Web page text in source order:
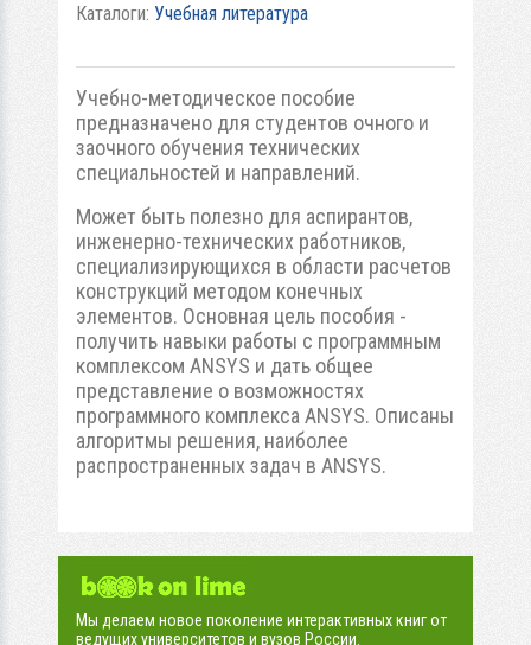
Каталоги: Учебная литература
Учебно-методическое пособие
предназначено для студентов очного и
заочного обучения технических
специальностей и направлений.
Может быть полезно для аспирантов,
инженерно-технических работников,
специализирующихся в области расчетов
конструкций методом конечных
элементов. Основная цель пособия -
получить навыки работы с программным
комплексом ANSYS и дать общее
представление о возможностях
программного комплекса ANSYS. Описаны
алгоритмы решения, наиболее
распространенных задач в ANSYS.
Мы делаем новое поколение интерактивных книг от
ведущих университетов и вузов России.